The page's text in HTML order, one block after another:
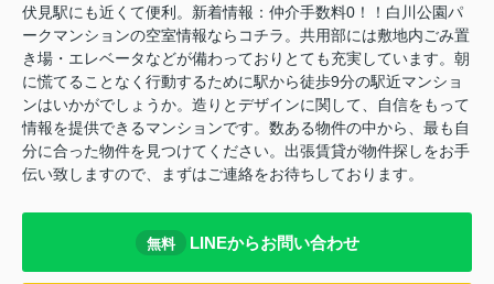
伏見駅にも近くて便利。新着情報：仲介手数料0！！白川公園パ
ークマンションの空室情報ならコチラ。共用部には敷地内ごみ置
き場・エレベータなどが備わっておりとても充実しています。朝
に慌てることなく行動するために駅から徒歩9分の駅近マンショ
ンはいかがでしょうか。造りとデザインに関して、自信をもって
情報を提供できるマンションです。数ある物件の中から、最も自
分に合った物件を見つけてください。出張賃貸が物件探しをお手
伝い致しますので、まずはご連絡をお待ちしております。
無料 LINEからお問い合わせ